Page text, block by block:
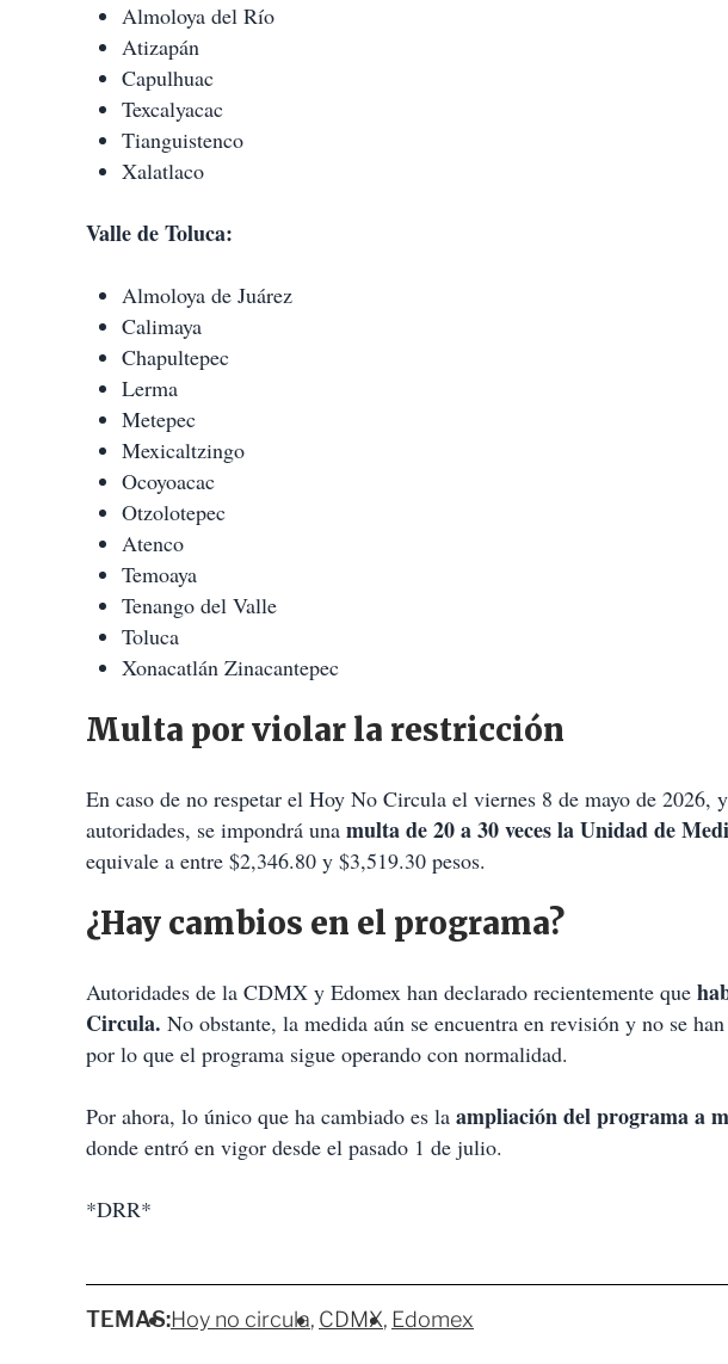
Almoloya del Río
Atizapán
Capulhuac
Texcalyacac
Tianguistenco
Xalatlaco
Valle de Toluca:
Almoloya de Juárez
Calimaya
Chapultepec
Lerma
Metepec
Mexicaltzingo
Ocoyoacac
Otzolotepec
Atenco
Temoaya
Tenango del Valle
Toluca
Xonacatlán Zinacantepec
Multa por violar la restricción
En caso de no respetar el Hoy No Circula el viernes 8 de mayo de
autoridades, se impondrá una multa de 20 a 30 veces la Unidad de
equivale a entre $2,346.80 y $3,519.30 pesos.
¿Hay cambios en el programa?
Autoridades de la CDMX y Edomex han declarado recientemente que
Circula. No obstante, la medida aún se encuentra en revisión y no se
por lo que el programa sigue operando con normalidad.
Por ahora, lo único que ha cambiado es la ampliación del programa a
donde entró en vigor desde el pasado 1 de julio.
*DRR*
TEMAS:Hoy no circula CDMX Edomex